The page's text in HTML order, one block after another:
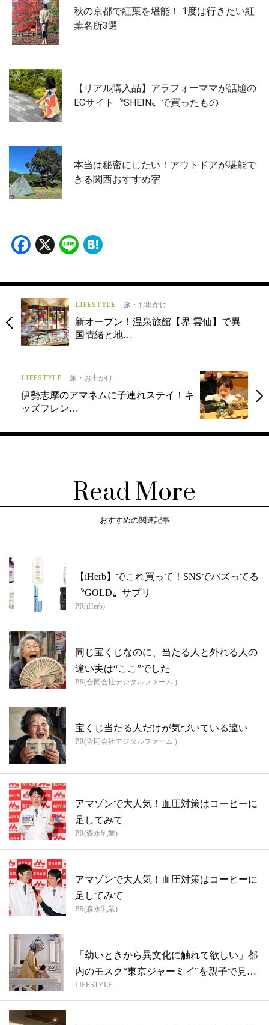
秋の京都で紅葉を堪能！ 1度は行きたい紅
葉名所3選
【リアル購入品】アラフォーママが話題の
ECサイト〝SHEIN〟で買ったもの
本当は秘密にしたい！アウトドアが堪能で
きる関西おすすめ宿
Facebook
X Line
LIFESTYLE 旅・お出かけ
新オープン！温泉旅館【界 雲仙】で異
国情緒と地…
LIFESTYLE 旅・お出かけ
伊勢志摩のアマネムに子連れステイ！キ
ッズフレン…
Read More
おすすめの関連記事
【iHerb】でこれ買って！SNSでバズってる
〝GOLD〟サプリ
PR(iHerb)
同じ宝くじなのに、当たる人と外れる人の
違い実は“ここ”でした
PR(合同会社デジタルファーム )
宝くじ当たる人だけが気づいている違い
PR(合同会社デジタルファーム )
アマゾンで大人気！血圧対策はコーヒーに
足してみて
PR(森永乳業)
アマゾンで大人気！血圧対策はコーヒーに
足してみて
PR(森永乳業)
「幼いときから異文化に触れて欲しい」都
内のモスク“東京ジャーミイ”を親子で見学
【...
LIFESTYLE